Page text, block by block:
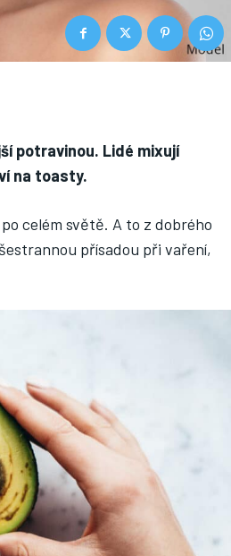
potravinou. Lidé mixují
na toasty.
celém světě. A to z dobrého
přísadou při vaření,